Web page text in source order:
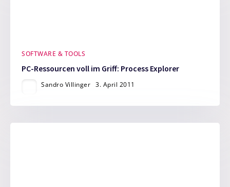
SOFTWARE & TOOLS
PC-Ressourcen voll im Griff: Process Explorer
Sandro Villinger 3. April 2011